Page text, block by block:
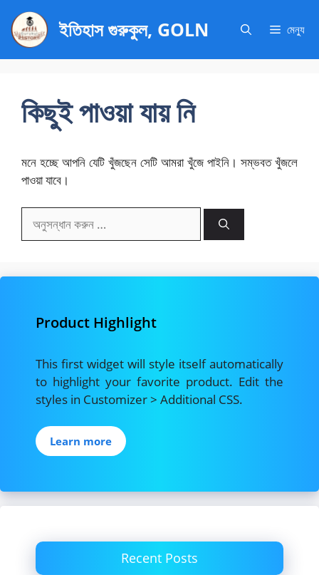
লেখায়
ইতিহাস গুরুকুল, GOLN মেন্যু
কিছুই পাওয়া যায় নি
মনে হচ্ছে আপনি যেটি খুঁজছেন সেটি আমরা খুঁজে পাইনি। সম্ভবত খুঁজলে
পাওয়া যাবে।
Product Highlight
This first widget will style itself automatically
to highlight your favorite product. Edit the
styles in Customizer > Additional CSS.
Learn more
Recent Posts